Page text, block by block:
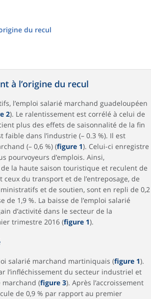
du recul
à l’origine du recul
l’emploi salarié marchand guadeloupéen
2). Le ralentissement est corrélé à celui de
plus des effets de saisonnalité de la fin
faible dans l’industrie (– 0.3 %). Il est
(– 0,6 %) (figure 1). Celui-ci enregistre
pourvoyeurs d’emplois. Ainsi,
la haute saison touristique et reculent de
ceux du transport et de l’entreposage, de
et de soutien, sont en repli de 0,2
de 1,9 %. La baisse de l’emploi salarié
d’activité dans le secteur de la
trimestre 2016 (figure 1).
salarié marchand martiniquais (figure 1).
l’infléchissement du secteur industriel et
marchand (figure 3). Après l’accroissement
de 0,9 % par rapport au premier